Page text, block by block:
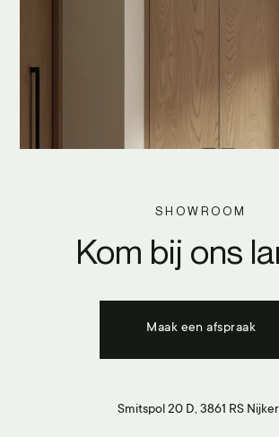
SHOWROOM
Kom bij ons
Maak een afspraak
Smitspol 20 D, 3861 RS